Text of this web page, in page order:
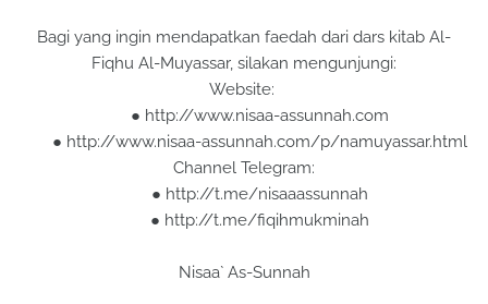
Bagi yang ingin mendapatkan faedah dari dars kitab Al-
Fiqhu Al-Muyassar, silakan mengunjungi:
Website:
● http://www.nisaa-assunnah.com
● http://www.nisaa-assunnah.com/p/namuyassar.html
Channel Telegram:
● http://t.me/nisaaassunnah
● http://t.me/fiqihmukminah
Nisaa` As-Sunnah